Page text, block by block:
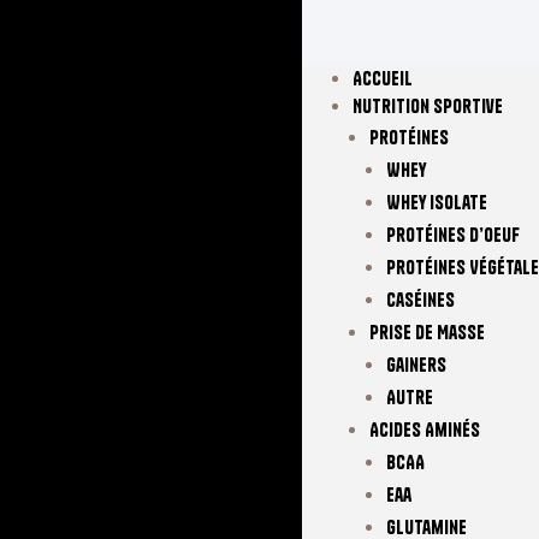
Accueil
Nutrition Sportive
Protéines
Whey
Whey Isolate
Protéines D’oeuf
Protéines
Caséines
Prise De Masse
Gainers
Autre
Acides Aminés
BCAA
Eaa
Glutamine